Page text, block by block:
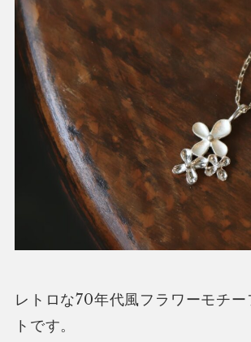
レトロな70年代風フラワーモチー
トです。